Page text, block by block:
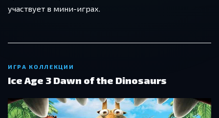
участвует в мини-играх.
ИГРА КОЛЛЕКЦИИ
Ice Age 3 Dawn of the Dinosaurs